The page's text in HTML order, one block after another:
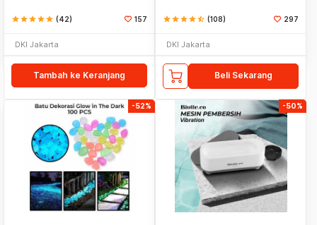
starstarstarstarstar (42) 157
DKI Jakarta
Tambah ke Keranjang
starstarstarstarstar_half (108) 297
DKI Jakarta
Beli Sekarang
-52% -50%